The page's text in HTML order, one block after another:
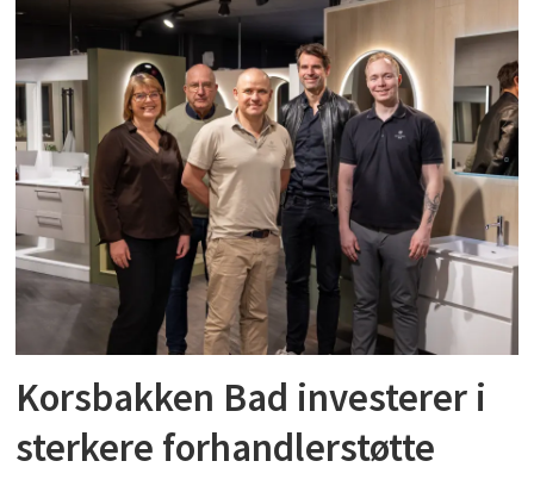
rørbransjen som arbeidsplass, samt å øke
andelen kvinner i utførende, salg, tekniske
og ledende stillinger.
Korsbakken Bad investerer i
sterkere forhandlerstøtte